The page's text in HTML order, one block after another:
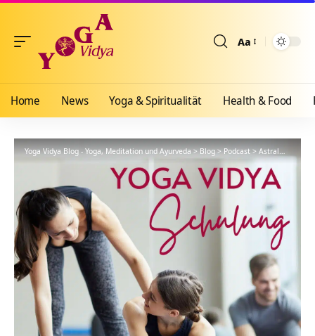
Aa
Home News Yoga & Spiritualität Health & Food
Yoga Vidya Blog - Yoga, Meditation und Ayurveda>Blog>Podcast>Astralwelten, Astralwesen, Geister, Engel – YVS108